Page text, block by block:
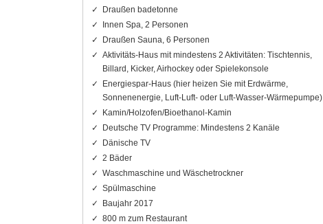
Draußen badetonne
Innen Spa, 2 Personen
Draußen Sauna, 6 Personen
Aktivitäts-Haus mit mindestens 2 Aktivitäten: Tischtennis,
Billard, Kicker, Airhockey oder Spielekonsole
Energiespar-Haus (hier heizen Sie mit Erdwärme,
Sonnenenergie, Luft-Luft- oder Luft-Wasser-Wärmepumpe)
Kamin/Holzofen/Bioethanol-Kamin
Deutsche TV Programme: Mindestens 2 Kanäle
Dänische TV
2 Bäder
Waschmaschine und Wäschetrockner
Spülmaschine
Baujahr 2017
800 m zum Restaurant